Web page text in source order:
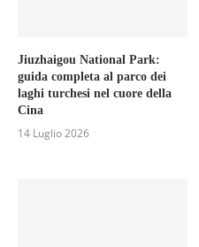
Jiuzhaigou National Park:
guida completa al parco dei
laghi turchesi nel cuore della
Cina
14 Luglio 2026